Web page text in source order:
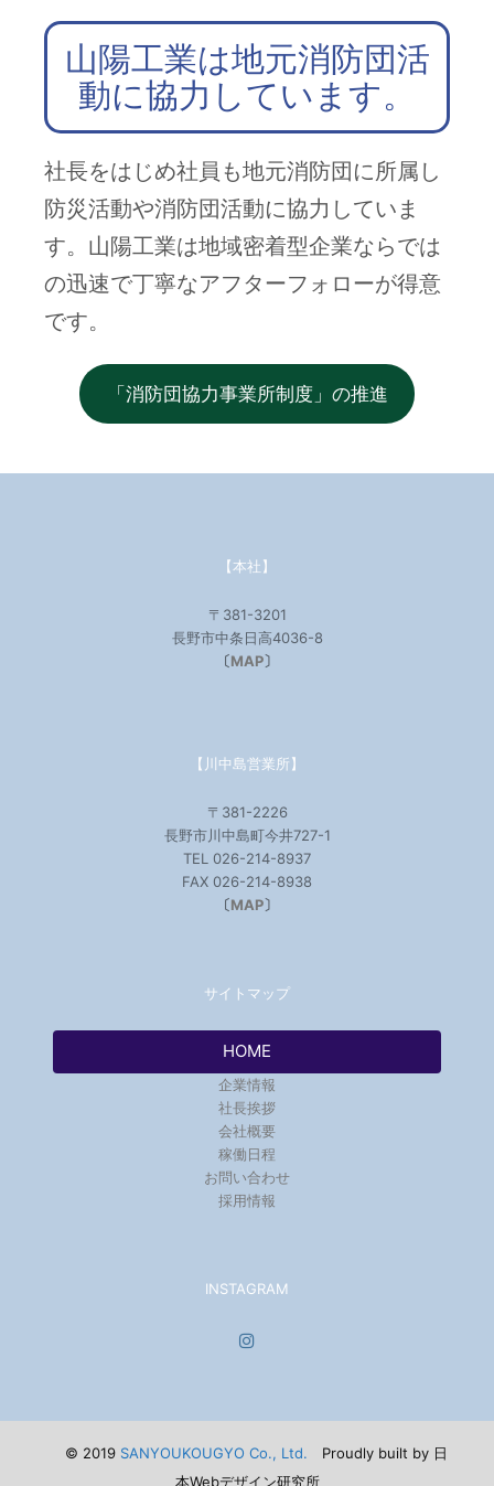
山陽工業は地元消防団活
動に協力しています。
社長をはじめ社員も地元消防団に所属し
防災活動や消防団活動に協力していま
す。山陽工業は地域密着型企業ならでは
の迅速で丁寧なアフターフォローが得意
です。
「消防団協力事業所制度」の推進
【本社】
〒381-3201
長野市中条日高4036-8
〔MAP〕
【川中島営業所】
〒381-2226
長野市川中島町今井727-1
TEL 026-214-8937
FAX 026-214-8938
〔MAP〕
サイトマップ
HOME
企業情報
社長挨拶
会社概要
稼働日程
お問い合わせ
採用情報
INSTAGRAM
© 2019 SANYOUKOUGYO Co., Ltd. Proudly built by 日
本Webデザイン研究所